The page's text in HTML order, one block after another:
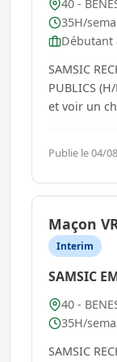
40 -
35H/
Débutant
SAMSIC
PUBLICS (H/F) Vous aimez travailler en
et voir un
pour
Publie le 04/
Maçon
Interim
SAMSIC
40 -
35H/
SAMSIC